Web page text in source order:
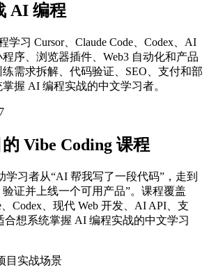
AI 编程
学习 Cursor、Claude Code、Codex、AI
序、浏览器插件、Web3 自动化和产品
练需求拆解、代码验证、SEO、支付和部
握 AI 编程实战的中文学习者。
Vibe Coding 课程
学习者从“AI 帮我写了一段代码”，走到
证并上线一个可用产品”。课程覆盖
、Codex、现代 Web 开发、AI API、支
合想系统掌握 AI 编程实战的中文学习